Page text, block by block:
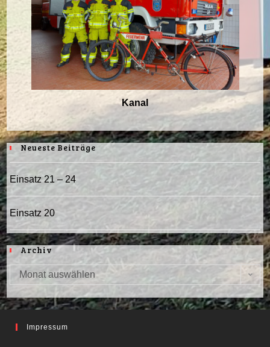
Kanal
Neueste Beiträge
Einsatz 21 – 24
Einsatz 20
Archiv
Archiv
Monat auswählen
Impressum